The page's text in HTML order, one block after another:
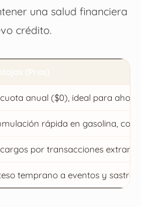
una salud financiera
crédito.
anual ($0), ideal para
rápida en gasolina,
por transacciones
temprano a eventos y